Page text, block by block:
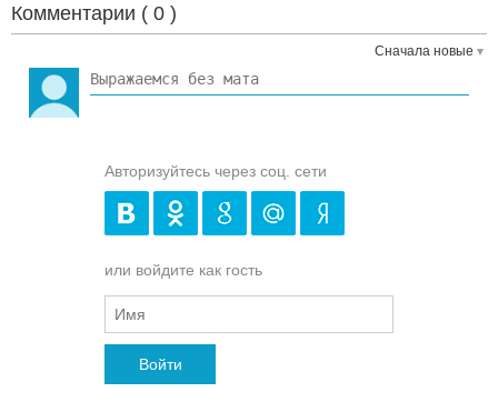
Комментарии ( 0 )
Сначала новые
Авторизуйтесь через соц. сети
или войдите как гость
Войти